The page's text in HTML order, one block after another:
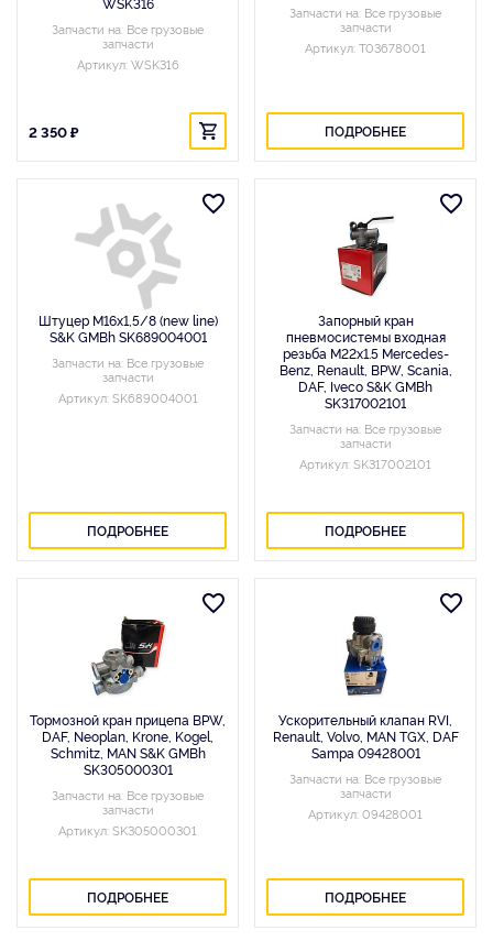
Запчасти на: Все грузовые
запчасти
Артикул: WSK316
2 350 ₽
Запчасти на: Все грузовые
запчасти
Артикул: T03678001
ПОДРОБНЕЕ
Штуцер М16х1,5/8 (new line)
S&K GMBh SK689004001
Запчасти на: Все грузовые
запчасти
Артикул: SK689004001
ПОДРОБНЕЕ
Запорный кран
пневмосистемы входная
резьба M22x1.5 Mercedes-
Benz, Renault, BPW, Scania,
DAF, Iveco S&K GMBh
SK317002101
Запчасти на: Все грузовые
запчасти
Артикул: SK317002101
ПОДРОБНЕЕ
Тормозной кран прицепа BPW,
DAF, Neoplan, Krone, Kogel,
Schmitz, MAN S&K GMBh
SK305000301
Запчасти на: Все грузовые
запчасти
Артикул: SK305000301
ПОДРОБНЕЕ
Ускорительный клапан RVI,
Renault, Volvo, MAN TGX, DAF
Sampa 09428001
Запчасти на: Все грузовые
запчасти
Артикул: 09428001
ПОДРОБНЕЕ